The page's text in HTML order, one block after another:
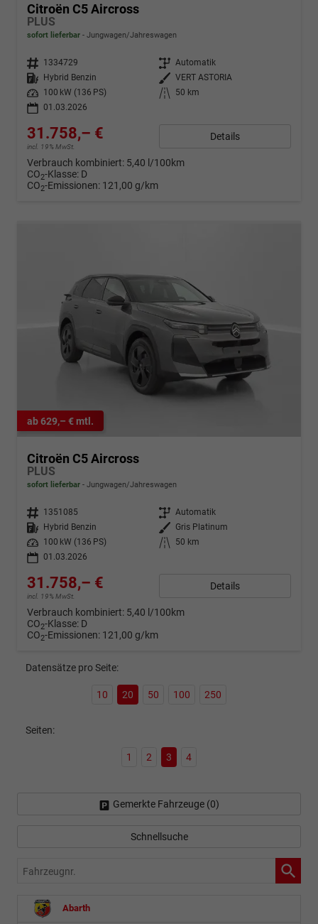
Citroën C5 Aircross
PLUS
sofort lieferbar Jungwagen/Jahreswagen
Fahrzeugnr. 1334729 Getriebe Automatik
Kraftstoff
Hybrid Benzin Außenfarbe VERT ASTORIA
Leistung
100 kW (136 PS) Kilometerstand
50 km
01.03.2026
31.758,– €
incl. 19% MwSt.
Details
Verbrauch kombiniert: 5,40 l/100km
CO2-Klasse: D
CO2-Emissionen: 121,00 g/km
ab 629,– € mtl.
Citroën C5 Aircross
PLUS
sofort lieferbar Jungwagen/Jahreswagen
Fahrzeugnr. 1351085 Getriebe Automatik
Kraftstoff
Hybrid Benzin Außenfarbe
Gris Platinum
Leistung
100 kW (136 PS) Kilometerstand
50 km
01.03.2026
31.758,– €
incl. 19% MwSt.
Details
Verbrauch kombiniert: 5,40 l/100km
CO2-Klasse: D
CO2-Emissionen: 121,00 g/km
Datensätze pro Seite:
10 20 50 100 250
Seiten:
1 2 3 4
Gemerkte Fahrzeuge (0)
Schnellsuche
Fahrzeugnr.
Abarth